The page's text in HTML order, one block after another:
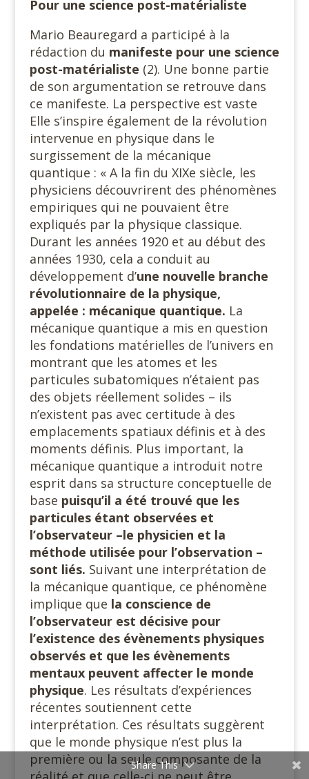
Pour une science post-matérialiste
Mario Beauregard a participé à la
rédaction du manifeste pour une science
post-matérialiste (2). Une bonne partie
de son argumentation se retrouve dans
ce manifeste. La perspective est vaste
Elle s’inspire également de la révolution
intervenue en physique dans le
surgissement de la mécanique
quantique : « A la fin du XIXe siècle, les
physiciens découvrirent des phénomènes
empiriques qui ne pouvaient être
expliqués par la physique classique.
Durant les années 1920 et au début des
années 1930, cela a conduit au
développement d’une nouvelle branche
révolutionnaire de la physique,
appelée : mécanique quantique. La
mécanique quantique a mis en question
les fondations matérielles de l’univers en
montrant que les atomes et les
particules subatomiques n’étaient pas
des objets réellement solides – ils
n’existent pas avec certitude à des
emplacements spatiaux définis et à des
moments définis. Plus important, la
mécanique quantique a introduit notre
esprit dans sa structure conceptuelle de
base puisqu’il a été trouvé que les
particules étant observées et
l’observateur –le physicien et la
méthode utilisée pour l’observation –
sont liés. Suivant une interprétation de
la mécanique quantique, ce phénomène
implique que la conscience de
l’observateur est décisive pour
l’existence des évènements physiques
observés et que les évènements
mentaux peuvent affecter le monde
physique. Les résultats d’expériences
récentes soutiennent cette
interprétation. Ces résultats suggèrent
que le monde physique n’est plus la
première ou la seule composante de la
Share This